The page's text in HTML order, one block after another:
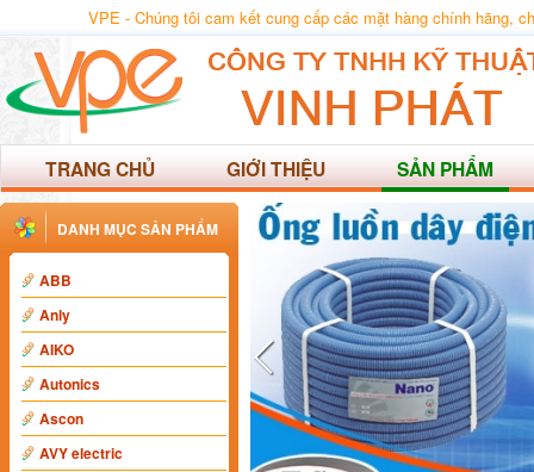
VPE - Chúng tôi cam kết cung cấp các mặt hàng chính hãng,
TRANG CHỦ GIỚI THIỆU SẢN PHẨM
DANH MỤC SẢN PHẨM
ABB
Anly
AIKO
Autonics
Ascon
AVY electric